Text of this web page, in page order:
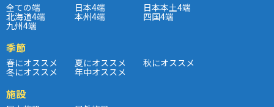
全ての端 日本4端 日本本土4端
北海道4端 本州4端 四国4端
九州4端
季節
春にオススメ 夏にオススメ 秋にオススメ
冬にオススメ 年中オススメ
施設